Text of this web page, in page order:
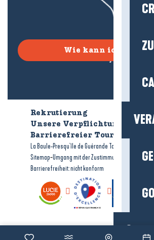
Wie kann ich
Rekrutierung
Unsere Verpflichtungen
Barrierefreier Tourismus
La Baule-Presqu'île de Guérande Tourismus
Sitemap-Umgang mit der Zustimmung
Barrierefreiheit: nicht konform